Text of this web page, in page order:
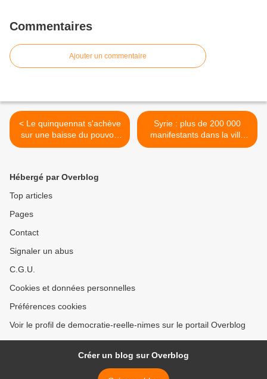
Commentaires
Ajouter un commentaire
< Le quinquennat s'achève
sur une baisse du pouvoir
d'achat
Syrie : plus de 200 000
manifestants dans la ville
de Homs >
Hébergé par Overblog
Top articles
Pages
Contact
Signaler un abus
C.G.U.
Cookies et données personnelles
Préférences cookies
Voir le profil de democratie-reelle-nimes sur le portail Overblog
Créer un blog sur Overblog